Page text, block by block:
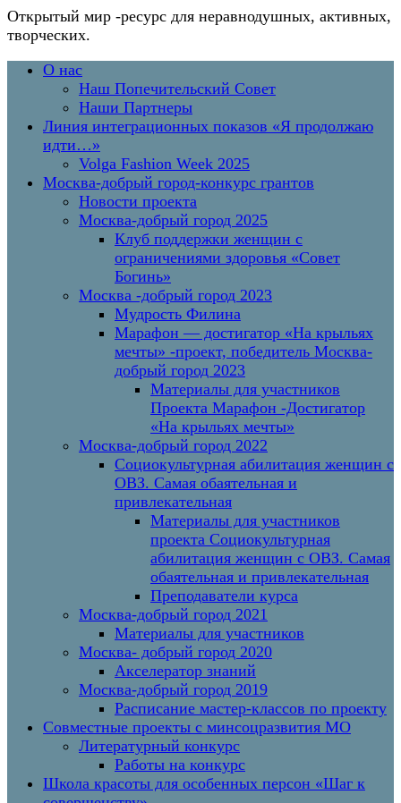
Открытый мир -ресурс для неравнодушных, активных,
творческих.
Перейти
содержимому
Основное
О нас
Наш Попечительский Совет
Наши Партнеры
Линия интеграционных показов «Я продолжаю
идти…»
Volga Fashion Week 2025
Москва-добрый город-конкурс грантов
Новости проекта
Москва-добрый город 2025
Клуб поддержки женщин с
ограничениями здоровья «Совет
Богинь»
Москва -добрый город 2023
Мудрость Филина
Марафон — достигатор «На крыльях
мечты» -проект, победитель Москва-
добрый город 2023
Материалы для участников
Проекта Марафон -Достигатор
«На крыльях мечты»
Москва-добрый город 2022
Социокультурная абилитация женщин с
ОВЗ. Самая обаятельная и
привлекательная
Материалы для участников
проекта Социокультурная
абилитация женщин с ОВЗ. Самая
обаятельная и привлекательная
Преподаватели курса
Москва-добрый город 2021
Материалы для участников
Москва- добрый город 2020
Акселератор знаний
Москва-добрый город 2019
Расписание мастер-классов по проекту
Совместные проекты с минсоцразвития МО
Литературный конкурс
Работы на конкурс
Школа красоты для особенных персон «Шаг к